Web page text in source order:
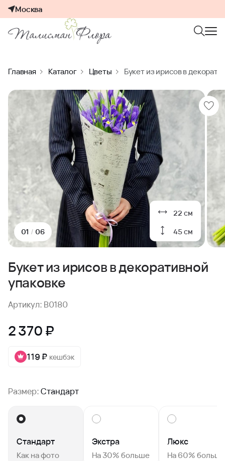
Москва
Главная Каталог Цветы Букет из ирисов в
22 см
45 см
01 / 06
Букет из ирисов в декоративной
упаковке
Артикул: B0180
2 370 ₽
119 ₽ кешбэк
Размер:Стандарт
Стандарт
Как на фото
Экстра
На 30% больше
Люкс
На 60% больше